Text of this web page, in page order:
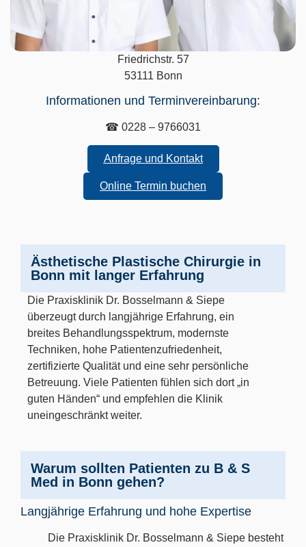
Friedrichstr. 57
53111 Bonn
Informationen und Terminvereinbarung:
☎ 0228 – 9766031
Anfrage und Kontakt
Online Termin buchen
Ästhetische Plastische Chirurgie in
Bonn mit langer Erfahrung
Die Praxisklinik Dr. Bosselmann & Siepe
überzeugt durch langjährige Erfahrung, ein
breites Behandlungsspektrum, modernste
Techniken, hohe Patientenzufriedenheit,
zertifizierte Qualität und eine sehr persönliche
Betreuung. Viele Patienten fühlen sich dort „in
guten Händen“ und empfehlen die Klinik
uneingeschränkt weiter.
Warum sollten Patienten zu B & S
Med in Bonn gehen?
Langjährige Erfahrung und hohe Expertise
Die Praxisklinik Dr. Bosselmann & Siepe besteht